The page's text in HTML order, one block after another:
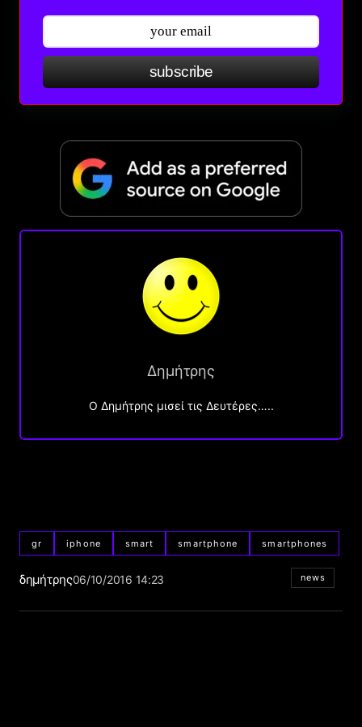
subscribe
Δημήτρης
O Δημήτρης μισεί τις Δευτέρες…..
gr iphone smart smartphone smartphones
δημήτρης06/10/2016 14:23 news